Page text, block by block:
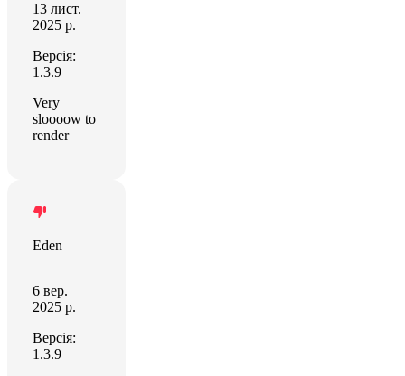
13 лист.
2025 р.
Версія:
1.3.9
Very
sloooow to
render
Eden
6 вер.
2025 р.
Версія:
1.3.9